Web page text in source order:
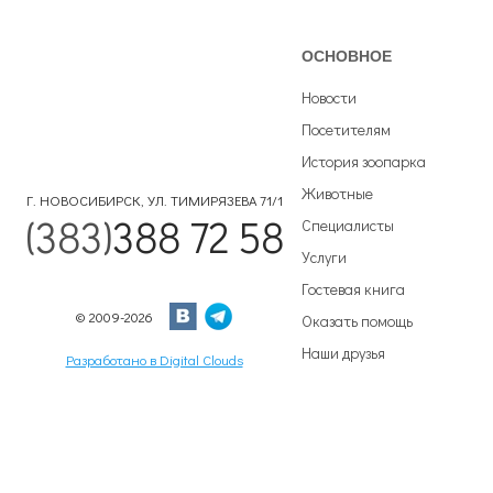
Г. НОВОСИБИРСК, УЛ. ТИМИРЯЗЕВА 71/1
(383)388 72 58
© 2009-2026
Разработано в Digital Clouds
ОСНОВНОЕ
Новости
Посетителям
История зоопарка
Животные
Специалисты
Услуги
Гостевая книга
Оказать помощь
Наши друзья